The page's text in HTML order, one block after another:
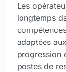
Les
longtemps
adaptées
progression
postes de